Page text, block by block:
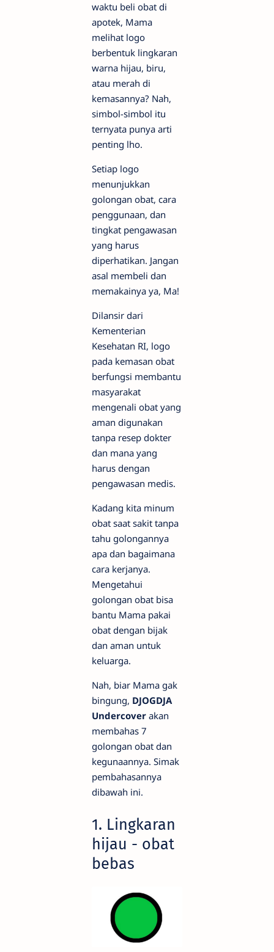
waktu beli obat di
apotek, Mama
melihat logo
berbentuk lingkaran
warna hijau, biru,
atau merah di
kemasannya? Nah,
simbol-simbol itu
ternyata punya arti
penting lho.
Setiap logo
menunjukkan
golongan obat, cara
penggunaan, dan
tingkat pengawasan
yang harus
diperhatikan. Jangan
asal membeli dan
memakainya ya, Ma!
Dilansir dari
Kementerian
Kesehatan RI, logo
pada kemasan obat
berfungsi membantu
masyarakat
mengenali obat yang
aman digunakan
tanpa resep dokter
dan mana yang
harus dengan
pengawasan medis.
Kadang kita minum
obat saat sakit tanpa
tahu golongannya
apa dan bagaimana
cara kerjanya.
Mengetahui
golongan obat bisa
bantu Mama pakai
obat dengan bijak
dan aman untuk
keluarga.
Nah, biar Mama gak
bingung, DJOGDJA
Undercover akan
membahas 7
golongan obat dan
kegunaannya. Simak
pembahasannya
dibawah ini.
1. Lingkaran
hijau - obat
bebas